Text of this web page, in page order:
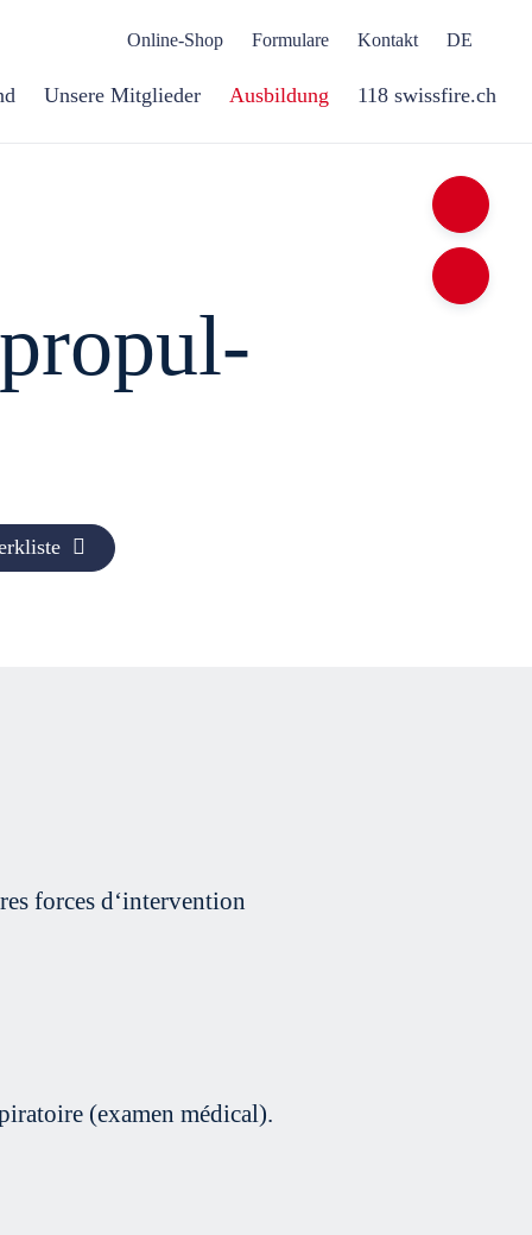
Online-Shop Formulare Kontakt DE
Unsere Mitglieder Ausbildung 118 swissfire.ch
pro­pul­
forces d‘intervention
(examen médical).